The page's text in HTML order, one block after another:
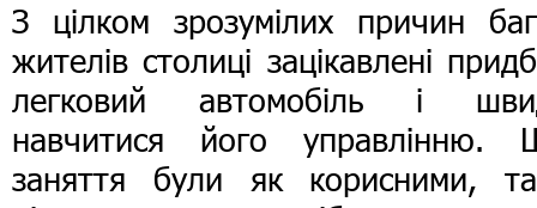
З цілком зрозумілих причин
жителів столиці зацікавлені
легковий автомобіль і
навчитися його управлінню.
заняття були як корисними,